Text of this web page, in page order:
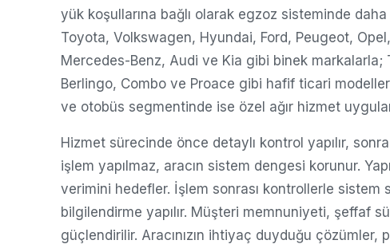
yük koşullarına bağlı olarak egzoz sisteminde
Toyota, Volkswagen, Hyundai, Ford, Peugeot,
Mercedes-Benz, Audi ve Kia gibi binek markalarla;
Berlingo, Combo ve Proace gibi hafif ticari
ve otobüs segmentinde ise özel ağır hizmet
Hizmet sürecinde önce detaylı kontrol yapılır,
işlem yapılmaz, aracın sistem dengesi korunur.
verimini hedefler. İşlem sonrası kontrollerle sistem
bilgilendirme yapılır. Müşteri memnuniyeti, şeffaf
güçlendirilir. Aracınızın ihtiyaç duyduğu